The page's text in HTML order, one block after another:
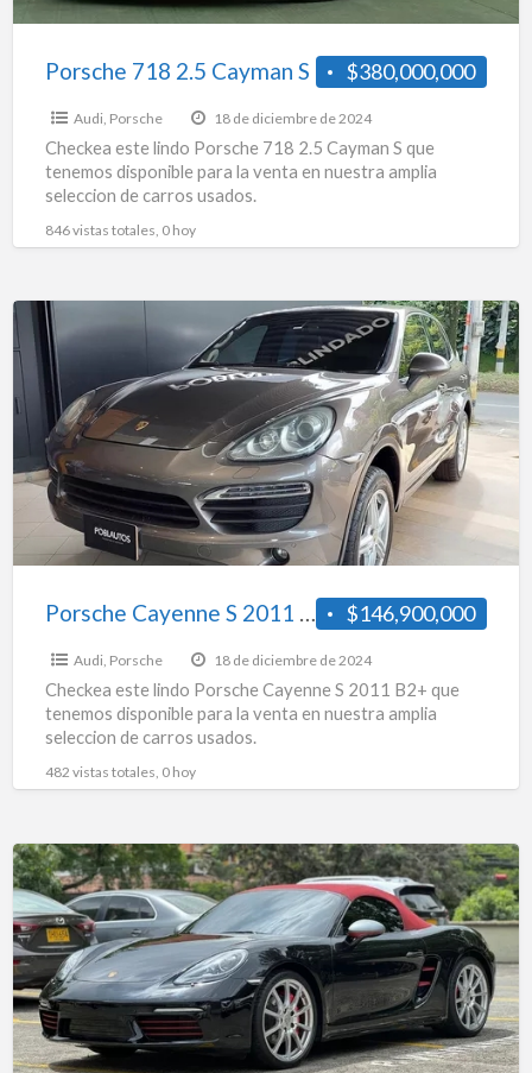
$380,000,000
Porsche 718 2.5 Cayman S
Audi, Porsche 18 de diciembre de 2024
Checkea este lindo Porsche 718 2.5 Cayman S que
tenemos disponible para la venta en nuestra amplia
seleccion de carros usados.
846 vistas totales, 0 hoy
Porsche
Cayenne
S
2011
B2+
$146,900,000
Porsche Cayenne S 2011 B2+
Audi, Porsche 18 de diciembre de 2024
Checkea este lindo Porsche Cayenne S 2011 B2+ que
tenemos disponible para la venta en nuestra amplia
seleccion de carros usados.
482 vistas totales, 0 hoy
Porsche
718
Boxster
S
2020